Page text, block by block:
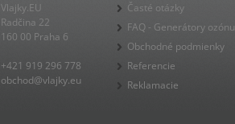
Vlajky.EU
Radčina 22
160 00 Praha 6
+421 919 296 778
obchod@vlajky.eu
Časté otázky
FAQ - Generátory ozónu
Obchodné podmienky
Referencie
Reklamacie